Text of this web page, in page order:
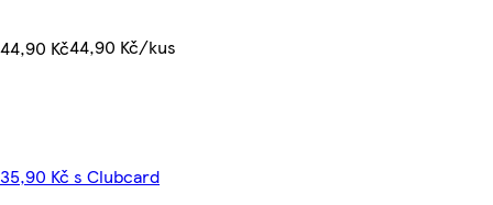
44,90 Kč44,90 Kč/kus
35,90 Kč s Clubcard